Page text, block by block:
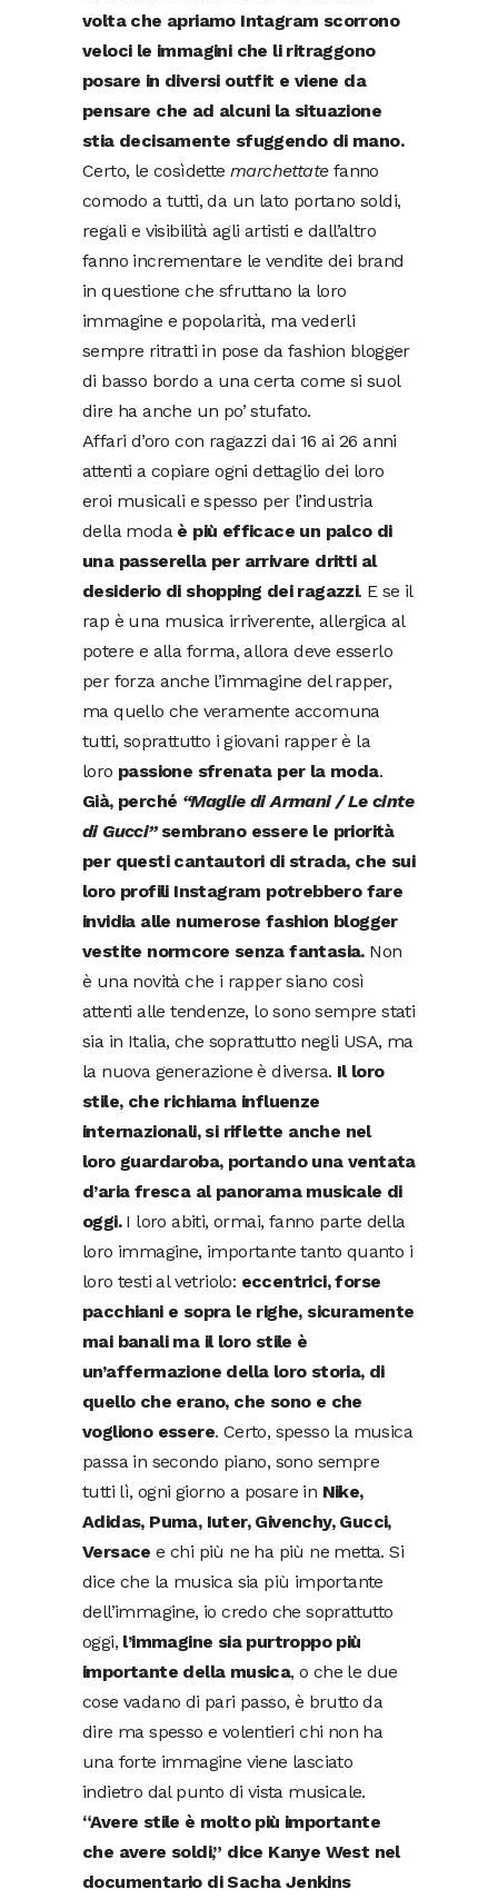
volta che apriamo Intagram scorrono
veloci le immagini che li ritraggono
posare in diversi outfit e viene da
pensare che ad alcuni la situazione
stia decisamente sfuggendo di mano.
Certo, le cosìdettemarchettatefanno
comodo a tutti, da un lato portano soldi,
regali e visibilità agli artisti e dall’altro
fanno incrementare le vendite dei brand
in questione che sfruttano la loro
immagine e popolarità, ma vederli
sempre ritratti in pose da fashion blogger
di basso bordo a una certa come si suol
dire ha anche un po’ stufato.
Affari d’oro con ragazzi dai 16 ai 26 anni
attenti a copiare ogni dettaglio dei loro
eroi musicali e spesso per l’industria
della moda è più efficace un palco di
una passerella per arrivare dritti al
desiderio di shopping dei ragazzi. E se il
rap è una musica irriverente, allergica al
potere e alla forma, allora deve esserlo
per forza anche l’immagine del rapper,
ma quello che veramente accomuna
tutti, soprattutto i giovani rapper è la
loro passione sfrenata per la moda.
Già, perché “Maglie di Armani / Le cinte
di Gucci”sembrano essere le priorità
per questi cantautori di strada, che sui
loro profili Instagram potrebbero fare
invidia alle numerose fashion blogger
vestite normcore senza fantasia. Non
è una novità che i rapper siano così
attenti alle tendenze, lo sono sempre stati
sia in Italia, che soprattutto negli USA, ma
la nuova generazione è diversa. Il loro
stile, che richiama influenze
internazionali, si riflette anche nel
loro guardaroba, portando una ventata
d’aria fresca al panorama musicale di
oggi.I loro abiti, ormai, fanno parte della
loro immagine, importante tanto quanto i
loro testi al vetriolo: eccentrici, forse
pacchiani e sopra le righe, sicuramente
mai banali ma il loro stile è
un’affermazione della loro storia, di
quello che erano, che sono e che
vogliono essere. Certo, spesso la musica
passa in secondo piano, sono sempre
tutti lì, ogni giorno a posare in Nike,
Adidas, Puma, Iuter, Givenchy, Gucci,
Versace e chi più ne ha più ne metta. Si
dice che la musica sia più importante
dell’immagine, io credo che soprattutto
oggi, l’immagine sia purtroppo più
importante della musica, o che le due
cose vadano di pari passo, è brutto da
dire ma spesso e volentieri chi non ha
una forte immagine viene lasciato
indietro dal punto di vista musicale.
“Avere stile è molto più importante
che avere soldi,” dice Kanye West nel
documentario di Sacha Jenkins